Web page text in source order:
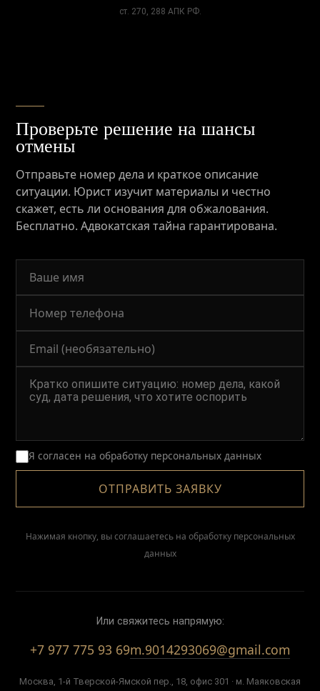
ст. 270, 288 АПК РФ.
Проверьте решение на шансы
отмены
Отправьте номер дела и краткое описание
ситуации. Юрист изучит материалы и честно
скажет, есть ли основания для обжалования.
Бесплатно. Адвокатская тайна гарантирована.
Я согласен на обработку персональных данных
ОТПРАВИТЬ ЗАЯВКУ
Нажимая кнопку, вы соглашаетесь на обработку персональных
данных
Или свяжитесь напрямую:
+7 977 775 93 69m.9014293069@gmail.com
Москва, 1-й Тверской-Ямской пер., 18, офис 301 · м. Маяковская